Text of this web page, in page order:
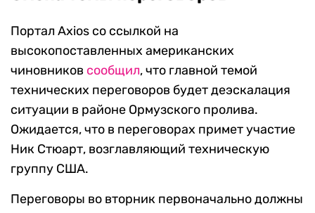
Портал Axios со ссылкой на
высокопоставленных американских
чиновников сообщил, что главной темой
технических переговоров будет деэскалация
ситуации в районе Ормузского пролива.
Ожидается, что в переговорах примет участие
Ник Стюарт, возглавляющий техническую
группу США.
Переговоры во вторник первоначально должны